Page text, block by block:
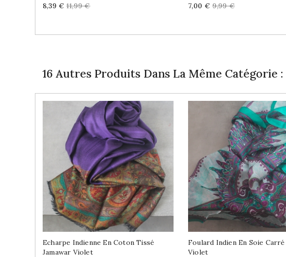
Price
8,39 € Regular
11,99 €
Price
7,00 € Regular
9,99 €
16 Autres Produits Dans La Même Catégorie :
Echarpe Indienne En Coton Tissé
Jamawar Violet
Foulard Indien En Soie
Violet